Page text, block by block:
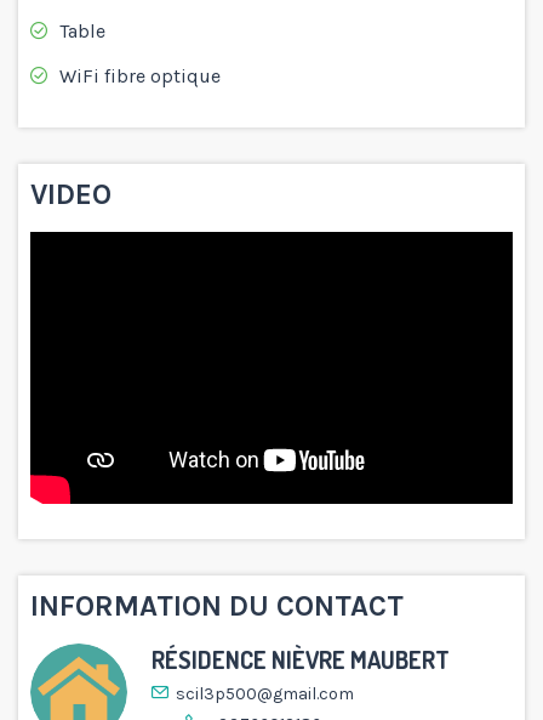
Table
WiFi fibre optique
VIDEO
INFORMATION DU CONTACT
RÉSIDENCE NIÈVRE MAUBERT
scil3p500@gmail.com